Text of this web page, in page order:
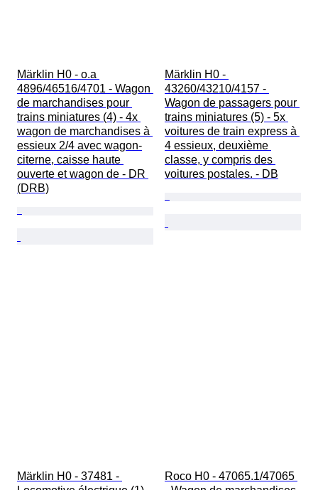
Märklin H0 - o.a
4896/46516/4701 - Wagon
de marchandises pour
trains miniatures (4) - 4x
wagon de marchandises à
essieux 2/4 avec wagon-
citerne, caisse haute
ouverte et wagon de - DR
(DRB)
Märklin H0 -
43260/43210/4157 -
Wagon de passagers pour
trains miniatures (5) - 5x
voitures de train express à
4 essieux, deuxième
classe, y compris des
voitures postales. - DB
Märklin H0 - 37481 -
Roco H0 - 47065.1/47065